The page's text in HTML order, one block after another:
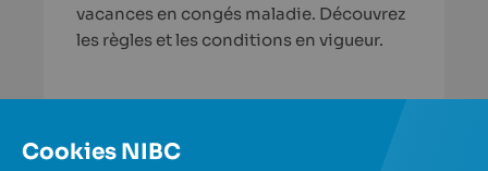
vacances en congés maladie. Découvrez
les règles et les conditions en vigueur.
En savoir plus
Cookies NIBC